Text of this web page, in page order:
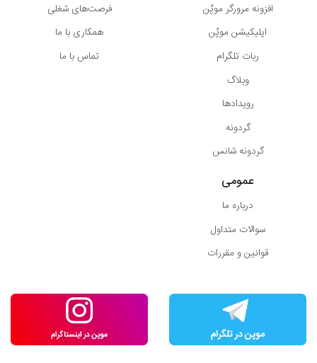
افزونه مرورگر موپُن
اپلیکیشن موپُن
ربات تلگرام
وبلاگ
رویدادها
گردونه
گردونه شانس
فرصت‌های شغلی
همکاری با ما
تماس با ما
عمومی
درباره ما
سوالات متداول
قوانین و مقررات